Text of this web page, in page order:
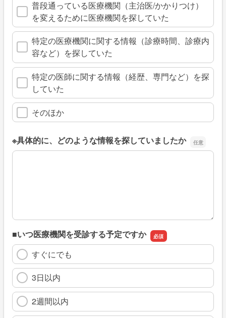
普段通っている医療機関（主治医/かかりつけ）
を変えるために医療機関を探していた
特定の医療機関に関する情報（診療時間、診療内
容など）を探していた
特定の医師に関する情報（経歴、専門など）を探
していた
そのほか
※具体的に、どのような情報を探していましたか
※具体的に、どのような情報を探していましたか
■いつ医療機関を受診する予定ですか
すぐにでも
3日以内
2週間以内